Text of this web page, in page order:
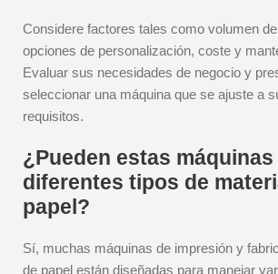
Considere factores tales como volumen
opciones de personalización, coste y
Evaluar sus necesidades de negocio y
seleccionar una máquina que se ajuste a
requisitos.
¿Pueden estas
diferentes tipos de
papel?
Sí, muchas máquinas de impresión y
de papel están diseñadas para manejar